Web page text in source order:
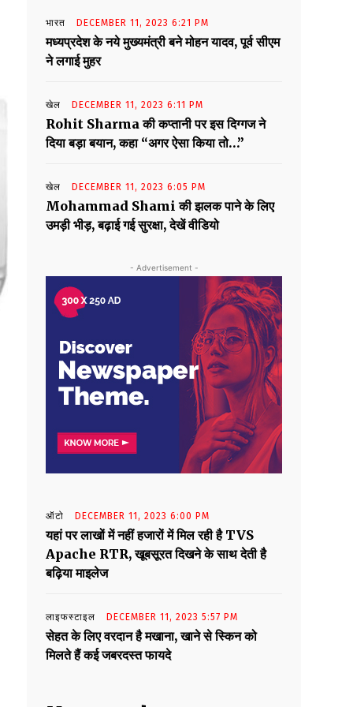
भारत DECEMBER 11, 2023 6:21 PM
मध्यप्रदेश के नये मुख्यमंत्री बने मोहन यादव, पूर्व सीएम
ने लगाई मुहर
खेल DECEMBER 11, 2023 6:11 PM
Rohit Sharma की कप्तानी पर इस दिग्गज ने
दिया बड़ा बयान, कहा “अगर ऐसा किया तो…”
खेल DECEMBER 11, 2023 6:05 PM
Mohammad Shami की झलक पाने के लिए
उमड़ी भीड़, बढ़ाई गई सुरक्षा, देखें वीडियो
- Advertisement -
ऑटो DECEMBER 11, 2023 6:00 PM
यहां पर लाखों में नहीं हजारों में मिल रही है TVS
Apache RTR, खूबसूरत दिखने के साथ देती है
बढ़िया माइलेज
लाइफस्टाइल DECEMBER 11, 2023 5:57 PM
सेहत के लिए वरदान है मखाना, खाने से स्किन को
मिलते हैं कई जबरदस्त फायदे